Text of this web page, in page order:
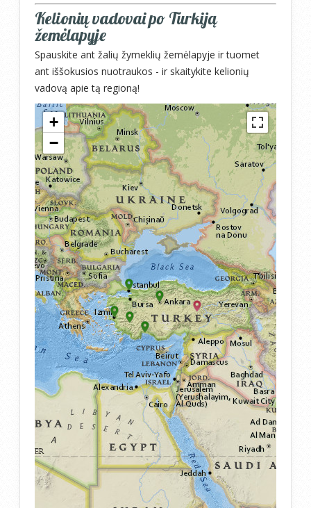
Kelionių vadovai po Turkiją
žemėlapyje
Spauskite ant žalių žymeklių žemėlapyje ir tuomet
ant iššokusios nuotraukos - ir skaitykite kelionių
vadovą apie tą regioną!
Travelers' Map is loading...
If you see this after your page is
loaded completely, leafletJS
files are missing.
+
−